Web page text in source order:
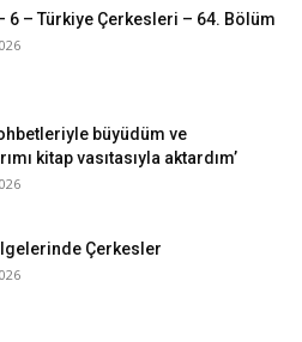
6 – Türkiye Çerkesleri – 64. Bölüm
büyüdüm ve
kitap vasıtasıyla aktardım’
Çerkesler